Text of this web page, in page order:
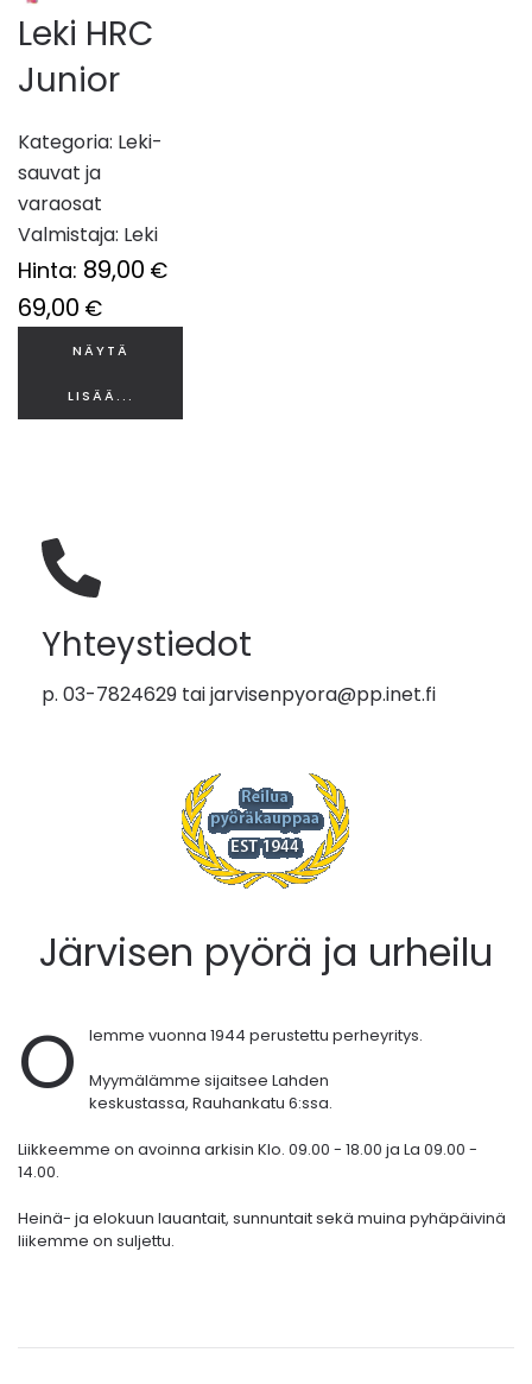
Leki HRC
Junior
Kategoria: Leki-
sauvat ja
varaosat
Valmistaja: Leki
Hinta: 89,00 €
69,00 €
NÄYTÄ
LISÄÄ...
Yhteystiedot
p. 03-7824629 taijarvisenpyora@pp.inet.fi
Järvisen pyörä ja urheilu
O
lemme vuonna 1944 perustettu perheyritys.
Myymälämme sijaitsee Lahden
keskustassa, Rauhankatu 6:ssa.
Liikkeemme on avoinna arkisin Klo. 09.00 - 18.00 ja La 09.00 -
14.00.
Heinä- ja elokuun lauantait, sunnuntait sekä muina pyhäpäivinä
liikemme on suljettu.